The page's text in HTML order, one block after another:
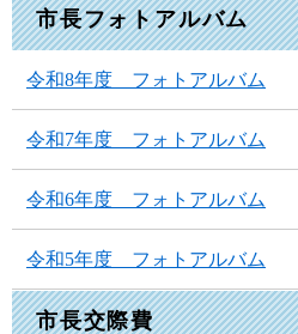
市長フォトアルバム
令和8年度 フォトアルバム
令和7年度 フォトアルバム
令和6年度 フォトアルバム
令和5年度 フォトアルバム
市長交際費